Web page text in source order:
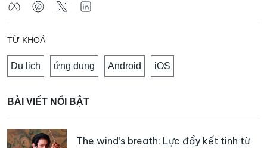
TỪ KHOÁ
Du lịch ứng dụng Android iOS
BÀI VIẾT NỔI BẬT
The wind’s breath: Lực đẩy kết tinh từ